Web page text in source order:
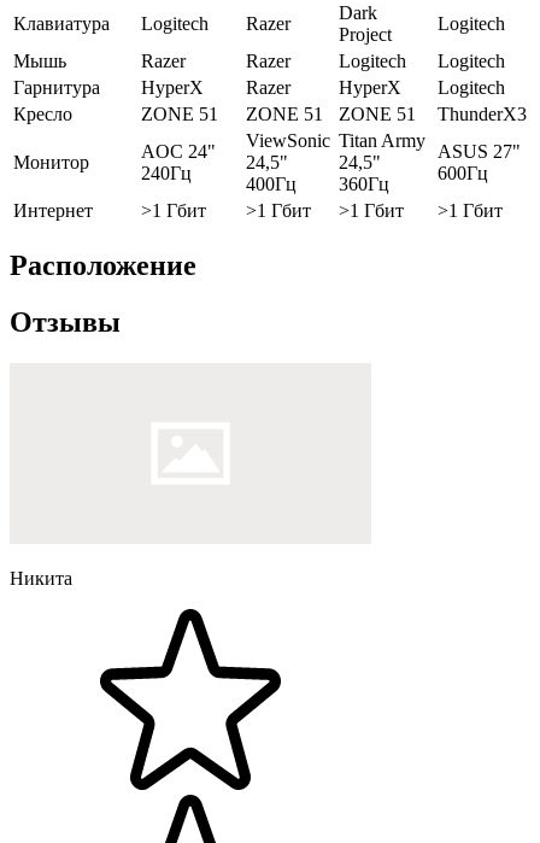
Клавиатура
Logitech Razer
Dark
Project
Logitech
Мышь
Razer Razer Logitech
Logitech
Гарнитура
HyperX Razer HyperX
Logitech
Кресло
ZONE 51 ZONE 51 ZONE 51 ThunderX3
Монитор
AOC 24"
240Гц
ViewSonic
24,5"
400Гц
Titan Army
24,5"
360Гц
ASUS 27"
600Гц
Интернет
>1 Гбит >1 Гбит >1 Гбит >1 Гбит
Расположение
Отзывы
Никита